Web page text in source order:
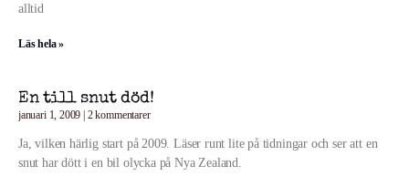
alltid
Läs hela »
En till snut död!
januari 1, 2009 2 kommentarer
Ja, vilken härlig start på 2009. Läser runt lite på tidningar och ser att en
snut har dött i en bil olycka på Nya Zealand.